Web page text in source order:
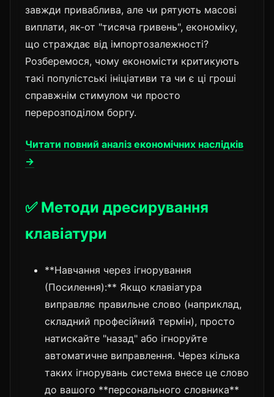
завжди приваблива, але чи рятують масові
виплати, як-от "тисяча гривень", економіку,
що страждає від імпортозалежності?
Розберемося, чому економісти критикують
такі популістські ініціативи та чи є ці гроші
справжнім стимулом чи просто
перерозподілом боргу.
Читати повний аналіз економічних наслідків
→
✅ Методи дресирування
клавіатури
**Навчання через ігнорування
(Посилення):** Якщо клавіатура
виправляє правильне слово (наприклад,
складний професійний термін), просто
натискайте "назад" або ігноруйте
автоматичне виправлення. Через кілька
таких ігнорувань система внесе це слово
до вашого **персонального словника**